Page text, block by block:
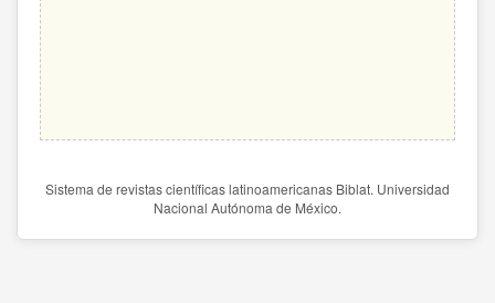
Sistema de revistas científicas latinoamericanas Biblat. Universidad
Nacional Autónoma de México.